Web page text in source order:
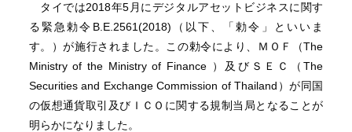
タイでは2018年5月にデジタルアセットビジネスに関す
る緊急勅令B.E.2561(2018)（以下、「勅令」といいま
す。）が施行されました。この勅令により、ＭＯＦ（The
Ministry of the Ministry of Finance ）及びＳＥＣ（The
Securities and Exchange Commission of Thailand）が同国
の仮想通貨取引及びＩＣＯに関する規制当局となることが
明らかになりました。